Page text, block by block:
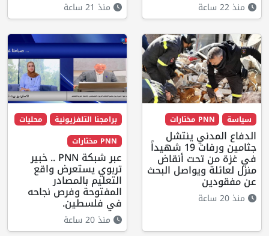
منذ 22 ساعة منذ 21 ساعة
سياسة PNN مختارات
الدفاع المدني ينتشل
جثامين ورفات 19 شهيداً
في غزة من تحت أنقاض
منزل لعائلة ويواصل البحث
عن مفقودين
منذ 20 ساعة
برامجنا التلفزيونية
محليات
PNN مختارات
عبر شبكة PNN .. خبير
تربوي يستعرض واقع
التعليم بالمصادر
المفتوحة وفرص نجاحه
في فلسطين.
منذ 20 ساعة